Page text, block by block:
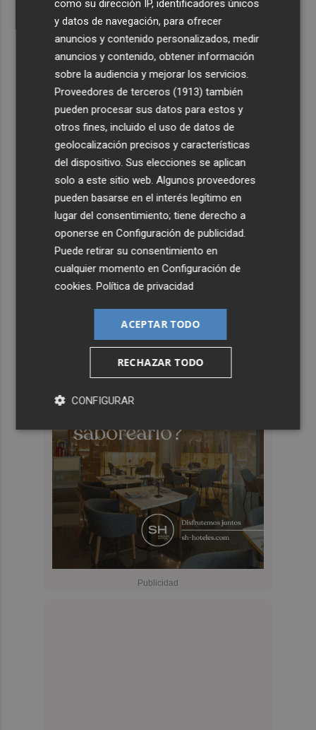
como su dirección IP, identificadores únicos
y datos de navegación, para ofrecer
anuncios y contenido personalizados, medir
anuncios y contenido, obtener información
sobre la audiencia y mejorar los servicios.
Proveedores de terceros (1913) también
pueden procesar sus datos para estos y
otros fines, incluido el uso de datos de
geolocalización precisos y características
del dispositivo. Sus elecciones se aplican
solo a este sitio web. Algunos proveedores
pueden basarse en el interés legítimo en
lugar del consentimiento; tiene derecho a
oponerse enConfiguración de publicidad
Puede retirar su consentimiento en
cualquier momento enConfiguración de
cookies .Política de privacidad
ACEPTAR TODO
RECHAZAR TODO
CONFIGURAR